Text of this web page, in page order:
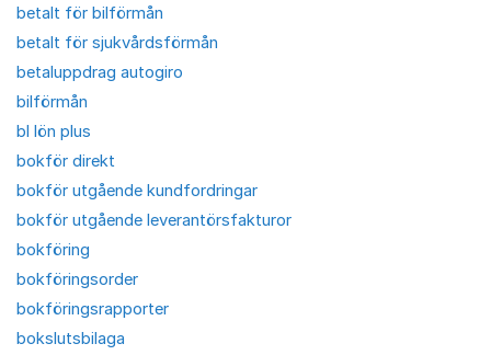
betalt för bilförmån
betalt för sjukvårdsförmån
betaluppdrag autogiro
bilförmån
bl lön plus
bokför direkt
bokför utgående kundfordringar
bokför utgående leverantörsfakturor
bokföring
bokföringsorder
bokföringsrapporter
bokslutsbilaga